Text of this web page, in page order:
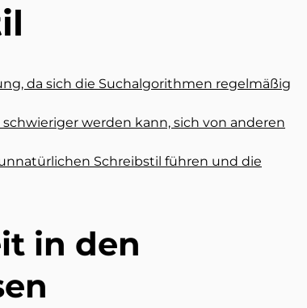
da sich die Suchalgorithmen regelmäßig
werden kann, sich von anderen
Schreibstil führen und die
in den